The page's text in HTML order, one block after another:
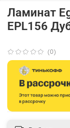
(0)
Ламинат
EPL156